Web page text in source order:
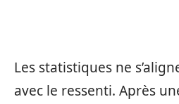
Les statistiques ne
avec le ressenti. Après